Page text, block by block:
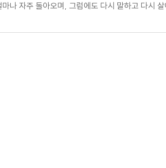
나 자주 돌아오며, 그럼에도 다시 말하고 다시